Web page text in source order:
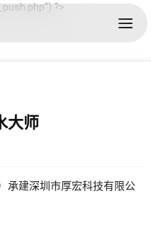
?>
大师
承建深圳 市厚宏科技有限公